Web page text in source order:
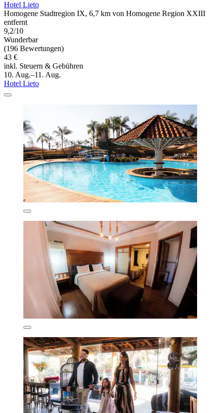
Hotel Lieto
Homogene Stadtregion IX, 6,7 km von Homogene Region XXIII
entfernt
9,2/10
Wunderbar
(196 Bewertungen)
43 €
inkl. Steuern & Gebühren
10. Aug.–11. Aug.
Hotel Lieto